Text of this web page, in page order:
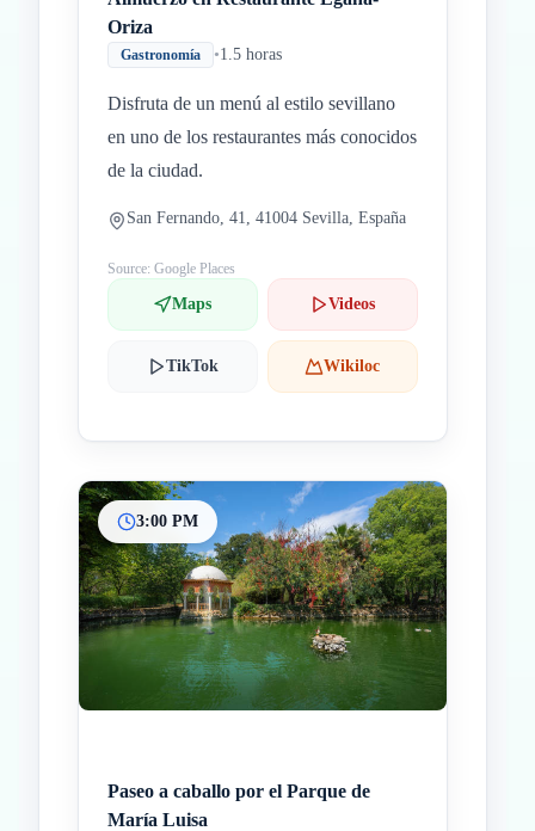
Oriza
Gastronomía •1.5 horas
Disfruta de un menú al estilo sevillano
en uno de los restaurantes más conocidos
de la ciudad.
San Fernando, 41, 41004 Sevilla, España
Source: Google Places
Maps Videos
TikTok Wikiloc
3:00 PM
Paseo a caballo por el Parque de
María Luisa